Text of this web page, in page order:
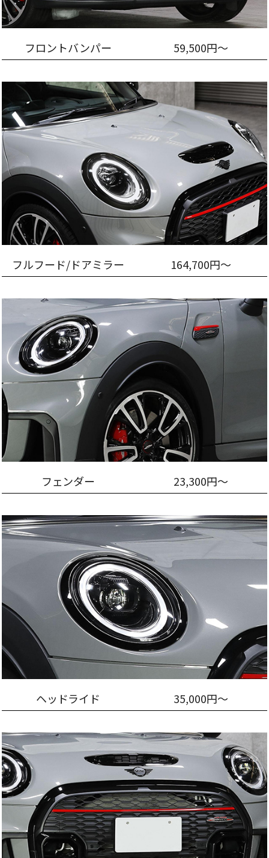
フロントバンパー 59,500円～
フルフード/ドアミラー 164,700円～
フェンダー 23,300円～
ヘッドライド 35,000円～